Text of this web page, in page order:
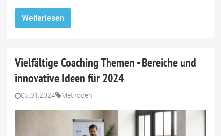
Weiterlesen
Vielfältige Coaching Themen - Bereiche und
innovative Ideen für 2024
05.01.2024 Methoden